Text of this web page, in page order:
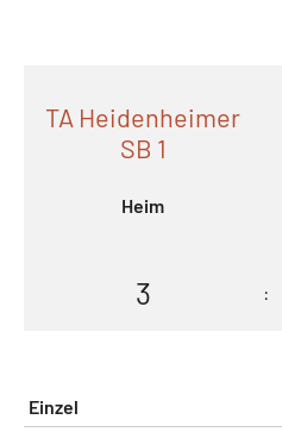
TA Heidenheimer
SB 1
Heim
3 :
Einzel